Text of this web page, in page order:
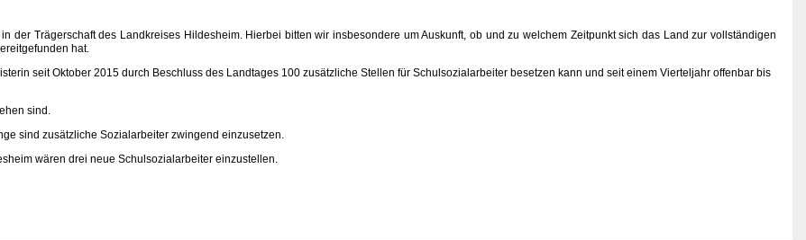
der Trägerschaft des Landkreises Hildesheim. Hierbei bitten wir insbesondere um Auskunft, ob und zu welchem Zeitpunkt sich das Land zur vollständigen
hat.
seit Oktober 2015 durch Beschluss des Landtages 100 zusätzliche Stellen für Schulsozialarbeiter besetzen kann und seit einem Vierteljahr offenbar bis
sind.
sind zusätzliche Sozialarbeiter zwingend einzusetzen.
wären drei neue Schulsozialarbeiter einzustellen.